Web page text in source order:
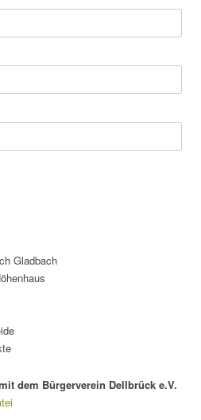
Gladbach
dem Bürgerverein Dellbrück e.V.